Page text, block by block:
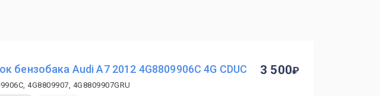
бензобака Audi A7 2012 4G8809906C 4G CDUC
4G8809907, 4G8809907GRU
3 500